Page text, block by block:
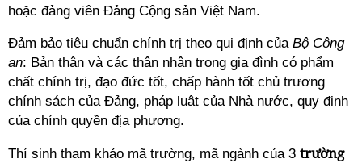
hoặc đảng viên Đảng Cộng sản Việt Nam.
Đảm bảo tiêu chuẩn chính trị theo qui định củaBộ Công
an: Bản thân và các thân nhân trong gia đình có phẩm
chất chính trị, đạo đức tốt, chấp hành tốt chủ trương
chính sách của Đảng, pháp luật của Nhà nước, quy định
của chính quyền địa phương.
Thí sinh tham khảo mã trường, mã ngành của 3 trường